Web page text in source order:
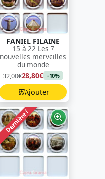
FANIEL FILAINE
15 à 22 Les 7
nouvelles merveilles
du monde
32,00€28,80€ -10%
Ajouter
Dernière !